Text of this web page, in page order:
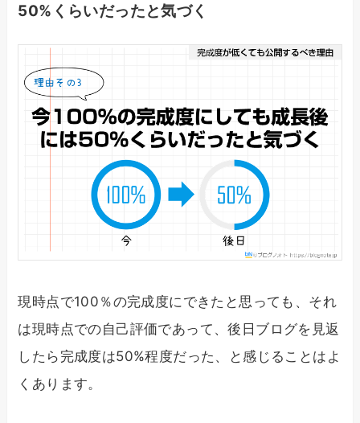
50%くらいだったと気づく
現時点で100％の完成度にできたと思っても、それ
は現時点での自己評価であって、後日ブログを見返
したら完成度は50%程度だった、と感じることはよ
くあります。